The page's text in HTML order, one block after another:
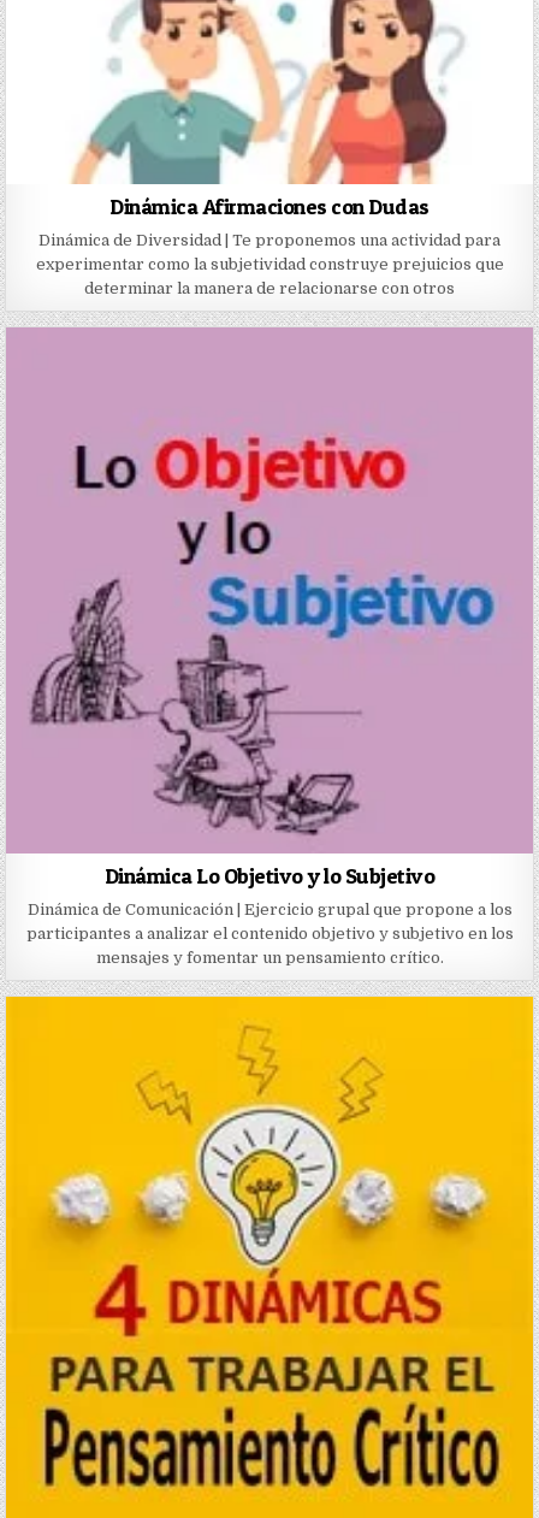
Dinámica Afirmaciones con Dudas
Dinámica de Diversidad | Te proponemos una actividad para
experimentar como la subjetividad construye prejuicios que
determinar la manera de relacionarse con otros
Dinámica Lo Objetivo y lo Subjetivo
Dinámica de Comunicación | Ejercicio grupal que propone a los
participantes a analizar el contenido objetivo y subjetivo en los
mensajes y fomentar un pensamiento crítico.